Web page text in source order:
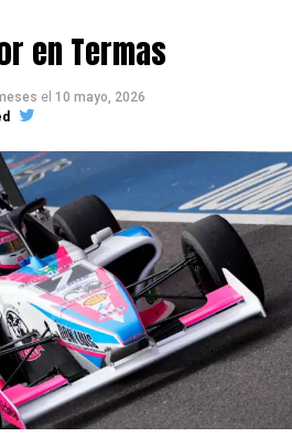
Quintana (Torino), Juan José
Taha, Lautaro Domínguez,
Forte fue excluido, Bautista
protagonizaron un incidente en
la carrera.
TC Pista Mouras será el 6 y 7
sexta jornada del
en Termas
el 10 mayo, 2026